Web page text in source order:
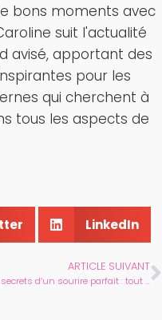
bons moments avec
suit l'actualité
avisé, apportant des
pour les
qui cherchent à
tous les aspects de
LinkedIn
ARTICLE SUIVANT
Les secrets d’un sourire parfait : tout sur le kit de blanchiment dentaire